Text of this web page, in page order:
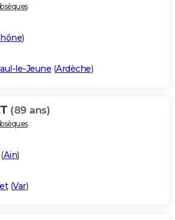
)
le-Jeune (Ardèche)
(89 ans)
(Ain)
(Var)